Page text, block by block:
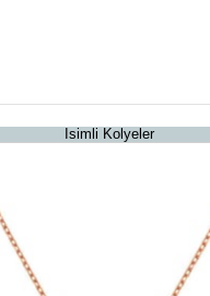
İsimli Kolyeler